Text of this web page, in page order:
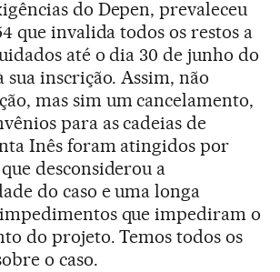
do Depen, prevaleceu
que invalida todos os restos a
até o dia 30 de junho do
sua inscrição. Assim, não
mas sim um cancelamento,
para as cadeias de
Inês foram atingidos por
desconsiderou a
do caso e uma longa
que impediram o
do projeto. Temos todos os
o caso.